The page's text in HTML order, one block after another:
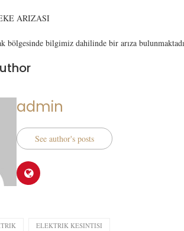
ARIZASI
bölgesinde bilgimiz dahilinde bir arıza
admin
See author's posts
ELEKTRIK KESINTISI